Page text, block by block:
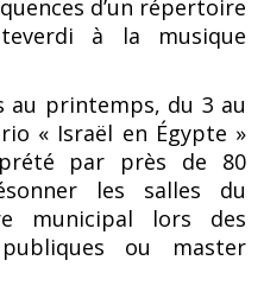
d’un répertoire
à la musique
au printemps, du 3 au
« Israël en Égypte »
par près de 80
les salles du
municipal lors des
ou master